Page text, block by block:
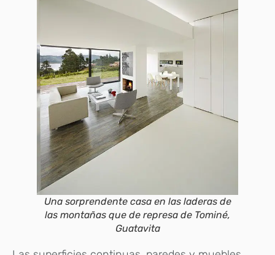
Una sorprendente casa en las laderas de
las montañas que de represa de Tominé,
Guatavita